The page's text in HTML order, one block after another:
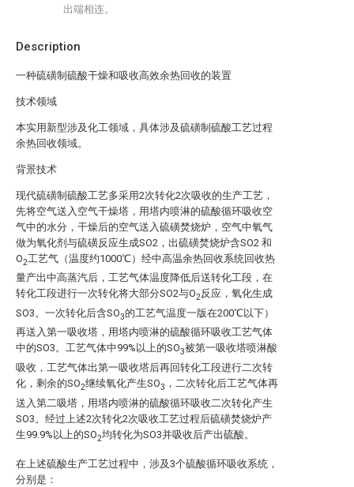
Description
一种硫磺制硫酸干燥和吸收高效余热回收的装置
技术领域
本实用新型涉及化工领域，具体涉及硫磺制硫酸工艺过程
余热回收领域。
背景技术
现代硫磺制硫酸工艺多采用2次转化2次吸收的生产工艺，
先将空气送入空气干燥塔，用塔内喷淋的硫酸循环吸收空
气中的水分，干燥后的空气送入硫磺焚烧炉，空气中氧气
做为氧化剂与硫磺反应生成SO2，出硫磺焚烧炉含SO2 和
O2工艺气（温度约1000℃）经中高温余热回收系统回收热
量产出中高蒸汽后，工艺气体温度降低后送转化工段，在
转化工段进行一次转化将大部分SO2与O2反应，氧化生成
SO3。一次转化后含SO3的工艺气温度一版在200℃以下）
再送入第一吸收塔，用塔内喷淋的硫酸循环吸收工艺气体
中的SO3。工艺气体中99%以上的SO3被第一吸收塔喷淋酸
吸收，工艺气体出第一吸收塔后再回转化工段进行二次转
化，剩余的SO2继续氧化产生SO3 ，二次转化后工艺气体再
送入第二吸塔，用塔内喷淋的硫酸循环吸收二次转化产生
SO3。经过上述2次转化2次吸收工艺过程后硫磺焚烧炉产
生99.9%以上的SO2均转化为SO3并吸收后产出硫酸。
在上述硫酸生产工艺过程中，涉及3个硫酸循环吸收系统，
分别是：
出端相连。